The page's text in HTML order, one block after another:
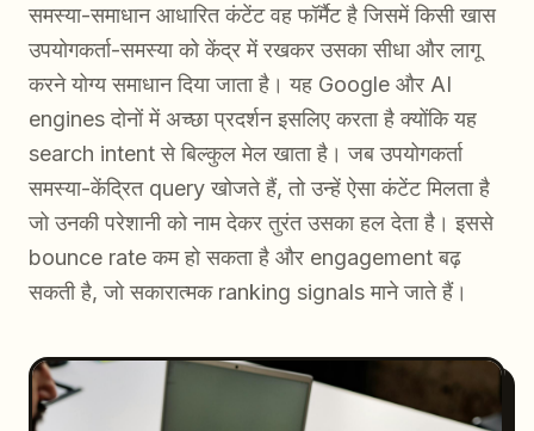
समस्या-समाधान आधारित कंटेंट वह फॉर्मैट है जिसमें किसी खास
उपयोगकर्ता-समस्या को केंद्र में रखकर उसका सीधा और लागू
करने योग्य समाधान दिया जाता है। यह Google और AI
engines दोनों में अच्छा प्रदर्शन इसलिए करता है क्योंकि यह
search intent से बिल्कुल मेल खाता है। जब उपयोगकर्ता
समस्या-केंद्रित query खोजते हैं, तो उन्हें ऐसा कंटेंट मिलता है
जो उनकी परेशानी को नाम देकर तुरंत उसका हल देता है। इससे
bounce rate कम हो सकता है और engagement बढ़
सकती है, जो सकारात्मक ranking signals माने जाते हैं।